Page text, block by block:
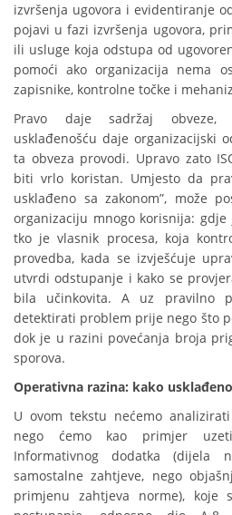
izvršenja ugovora i evidentiranje
pojavi u fazi izvršenja ugovora,
ili usluge koja odstupa od
pomoći ako organizacija nema
zapisnike, kontrolne točke i
Pravo daje sadržaj obveze,
usklađenošću daje organizacijski
ta obveza provodi. Upravo zato
biti vrlo koristan. Umjesto da
usklađeno sa zakonom”, može
organizaciju mnogo korisnija:
tko je vlasnik procesa, koja
provedba, kada se izvješćuje
utvrdi odstupanje i kako se
bila učinkovita. A uz pravilno
detektirati problem prije nego što
dok je u razini povećanja broja
sporova.
Operativna razina: kako
U ovom tekstu nećemo
nego ćemo kao primjer
Informativnog dodatka (dijela
samostalne zahtjeve, nego
primjenu zahtjeva norme), koje